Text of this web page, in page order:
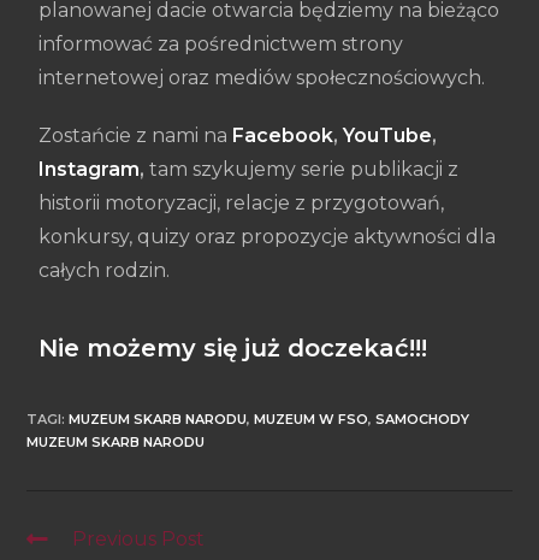
planowanej dacie otwarcia będziemy na bieżąco
informować za pośrednictwem strony
internetowej oraz mediów społecznościowych.
Zostańcie z nami na Facebook,YouTube,
Instagram,tam szykujemy serie publikacji z
historii motoryzacji, relacje z przygotowań,
konkursy, quizy oraz propozycje aktywności dla
całych rodzin.
Nie możemy się już doczekać!!!
TAGI:MUZEUM SKARB NARODU, MUZEUM W FSO, SAMOCHODY
MUZEUM SKARB NARODU
Previous Post